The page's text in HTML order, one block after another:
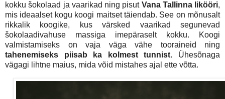
kokku šokolaad ja vaarikad ning pisut Vana Tallinna likööri,
mis ideaalset kogu koogi maitset täiendab. See on mõnusalt
rikkalik koogike, kus värsked vaarikad segunevad
šokolaadivahuse massiga imepäraselt kokku. Koogi
valmistamiseks on vaja väga vähe tooraineid ning
tahenemiseks piisab ka kolmest tunnist. Ühesõnaga
vägagi lihtne maius, mida võid mistahes ajal ette võtta.